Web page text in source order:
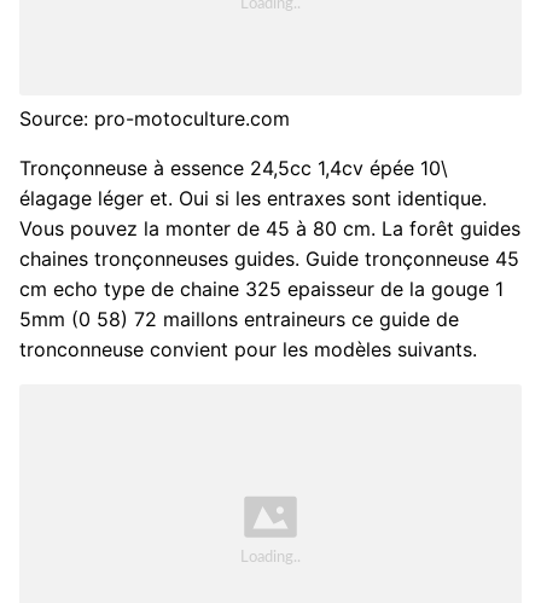
Source: pro-motoculture.com
Tronçonneuse à essence 24,5cc 1,4cv épée 10\
élagage léger et. Oui si les entraxes sont identique.
Vous pouvez la monter de 45 à 80 cm. La forêt guides
chaines tronçonneuses guides. Guide tronçonneuse 45
cm echo type de chaine 325 epaisseur de la gouge 1
5mm (0 58) 72 maillons entraineurs ce guide de
tronconneuse convient pour les modèles suivants.